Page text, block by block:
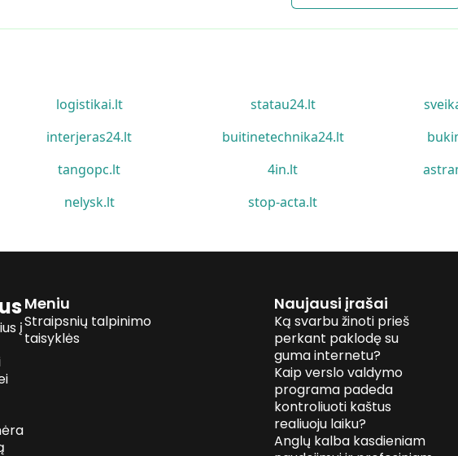
logistikai.lt statau24.lt
interjeras24.lt buitinetechnika24.lt
tangopc.lt 4in.lt
nelysk.lt stop-acta.lt
į
Meniu
Straipsnių talpinimo
taisyklės
Naujausi įrašai
Ką svarbu žinoti prieš
perkant paklodę su
guma internetu?
Kaip verslo valdymo
programa padeda
kontroliuoti kaštus
realiuoju laiku?
Anglų kalba kasdieniam